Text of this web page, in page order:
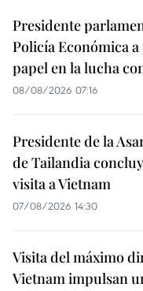
Presidente
Policía Económica
papel en la lucha
08/08/2026 07:16
Presidente de la
de Tailandia
visita a Vietnam
07/08/2026 14:30
Visita del máximo
Vietnam impulsan